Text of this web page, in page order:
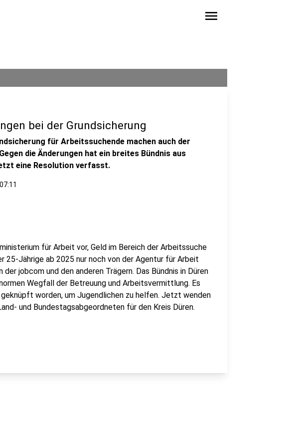
menu
bei der Grundsicherung
für Arbeitssuchende machen auch der
die Änderungen hat ein breites Bündnis aus
eine Resolution verfasst.
für Arbeit vor, Geld im Bereich der Arbeitssuche
25-Jährige ab 2025 nur noch von der Agentur für Arbeit
jobcom und den anderen Trägern. Das Bündnis in Düren
Wegfall der Betreuung und Arbeitsvermittlung. Es
worden, um Jugendlichen zu helfen. Jetzt wenden
und Bundestagsabgeordneten für den Kreis Düren.